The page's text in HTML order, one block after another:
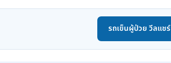
รถเข็นผู้ป่วย วีลแชร์